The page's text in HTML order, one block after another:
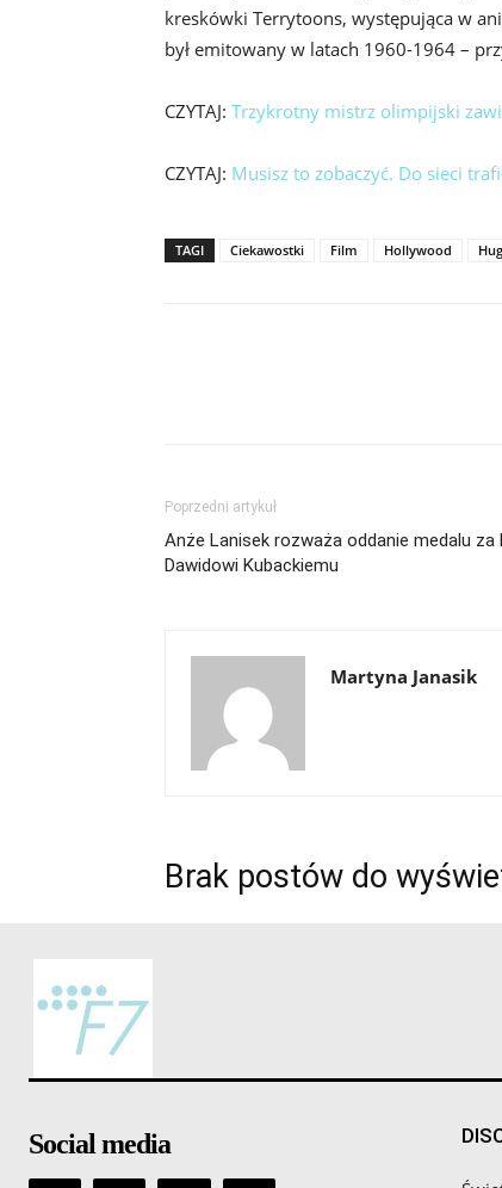
kreskówki Terrytoons, występująca w
był emitowany w latach 1960-1964 –
CZYTAJ: Trzykrotny mistrz olimpijski
CZYTAJ: Musisz to zobaczyć. Do sieci
TAGI Ciekawostki Film Hollywood
Poprzedni artykuł
Anże Lanisek rozważa oddanie medalu za
Dawidowi Kubackiemu
Martyna Janasik
Brak postów do
Social media